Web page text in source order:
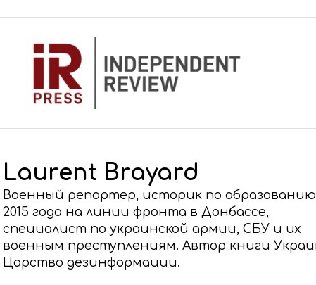
Laurent Brayard
Военный репортер, историк по
2015 года на линии фронта в Донбассе,
специалист по украинской армии, СБУ и их
военным преступлениям. Автор книги
Царство дезинформации.